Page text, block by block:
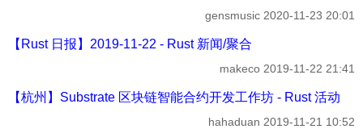
gensmusic 2020-11-23 20:01
【Rust 日报】2019-11-22 - Rust 新闻/聚合
makeco 2019-11-22 21:41
【杭州】Substrate 区块链智能合约开发工作坊 - Rust 活动
hahaduan 2019-11-21 10:52